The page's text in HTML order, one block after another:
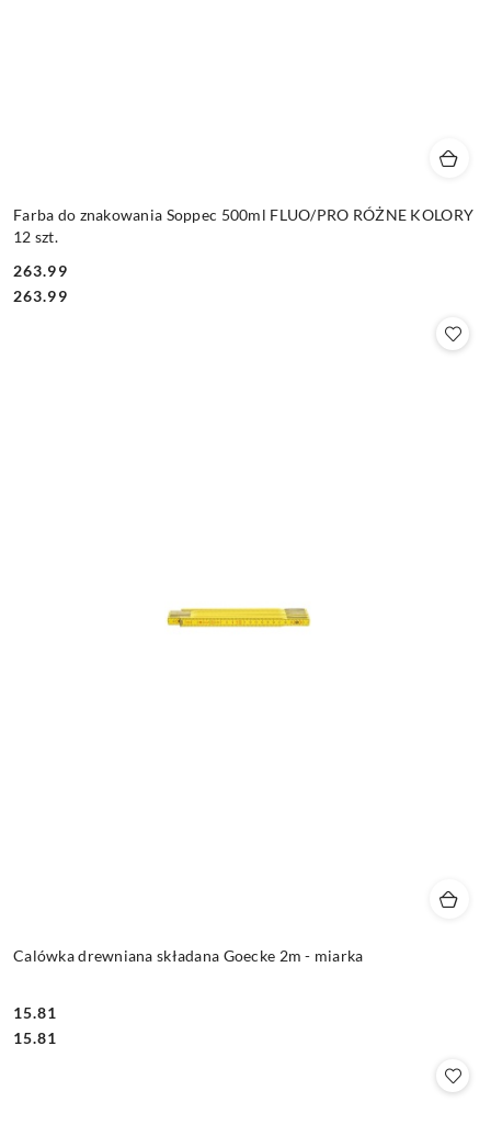
Farba do znakowania Soppec 500ml FLUO/PRO RÓŻNE KOLORY
12 szt.
Cena:
263.99
Cena:
263.99
Calówka drewniana składana Goecke 2m - miarka
Cena:
15.81
Cena:
15.81